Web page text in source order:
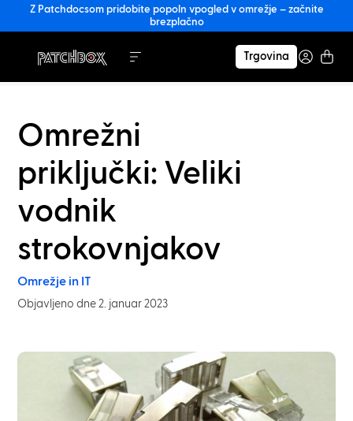
Z Patchdocsom pridobite popoln vpogled v omrežje – začnite
brezplačno
Trgovina
Omrežni
priključki: Veliki
vodnik
strokovnjakov
Omrežje in IT
Objavljeno dne 2. januar 2023